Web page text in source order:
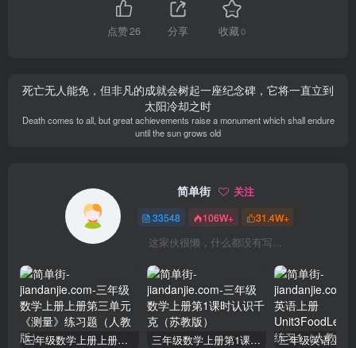
点赞26 分享 收藏0
死亡无人能免，但非凡的成就会树起一座纪念碑，它将一直立到
太阳冷却之时
Death comes to all, but great achievements raise a monument which shall endure
until the sun grows old
简单街 关注
33548 106W+ 31.4W+
这家伙很懒，什么都没有写...
三年级数学上册上册第三单元《测量》练习题（人教版） 三年级数学上册第1课时认识千克（苏教版）